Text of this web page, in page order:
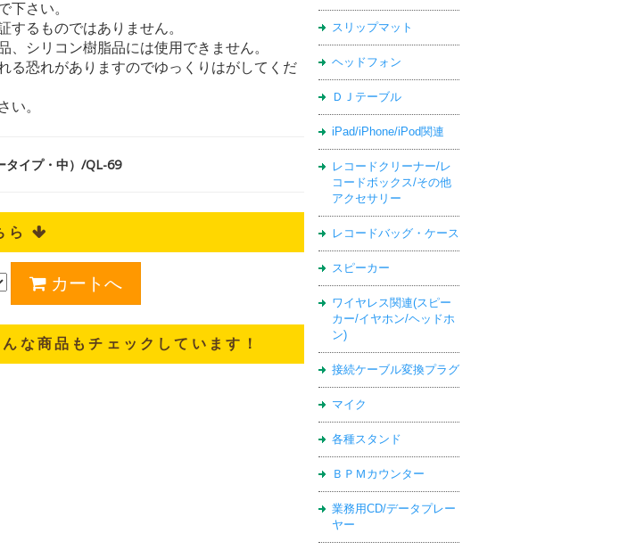
スリップマット
ヘッドフォン
ＤＪテーブル
iPad/iPhone/iPod関連
レコードクリーナー/レ
コードボックス/その他
アクセサリー
レコードバッグ・ケース
スピーカー
ワイヤレス関連(スピー
カー/イヤホン/ヘッドホ
ン)
接続ケーブル変換プラグ
マイク
各種スタンド
ＢＰＭカウンター
業務用CD/データプレー
ヤー
下さい。
るものではありません。
シリコン樹脂品には使用できません。
る恐れがありますのでゆっくりはがしてくだ
い。
タイプ・中）/QL-69
ら 
な商品もチェックしています！